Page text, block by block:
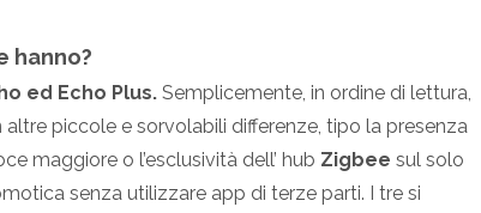
hanno?
ed Echo Plus. Semplicemente, in ordine di lettura,
piccole e sorvolabili differenze, tipo la presenza
maggiore o l’esclusività dell’ hub Zigbee sul solo
senza utilizzare app di terze parti. I tre si